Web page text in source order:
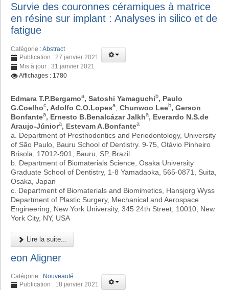
Survie des couronnes céramiques à matrice
en résine sur implant : Analyses in silico et de
fatigue
Catégorie :Abstract
Publication : 27 janvier 2021
Mis à jour : 31 janvier 2021
Affichages : 1780
Edmara T.P.Bergamoa, Satoshi Yamaguchib, Paulo
G.Coelhoc, Adolfo C.O.Lopesa Chunwoo Leeb, Gerson
Bonfantea, Ernesto B.Benalcázar Jalkha, Everardo N.S.de
Araujo-Júniora, Estevam A.Bonfantea
a. Department of Prosthodontics and Periodontology, University
of São Paulo, Bauru School of Dentistry. 9-75, Otávio Pinheiro
Brisola, 17012-901, Bauru, SP, Brazil
b. Department of Biomaterials Science, Osaka University
Graduate School of Dentistry, 1-8 Yamadaoka, 565-0871, Suita,
Osaka, Japan
c. Department of Biomaterials and Biomimetics, Hansjorg Wyss
Department of Plastic Surgery, Mechanical and Aerospace
Engineering, New York University, 345 24th Street, 10010, New
York City, NY, USA
Lire la suite...
eon Aligner
Catégorie : Nouveauté
Publication : 18 janvier 2021